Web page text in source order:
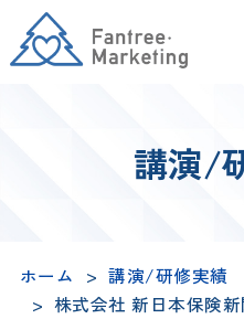
講演/
ホーム
講演/研修実績
株式会社 新日本保険